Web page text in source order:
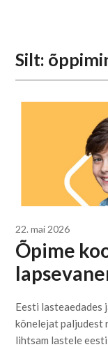
Silt:
22. mai 2026
Õpime
Eesti lasteaedades
kõnelejat paljudest
lihtsam lastele